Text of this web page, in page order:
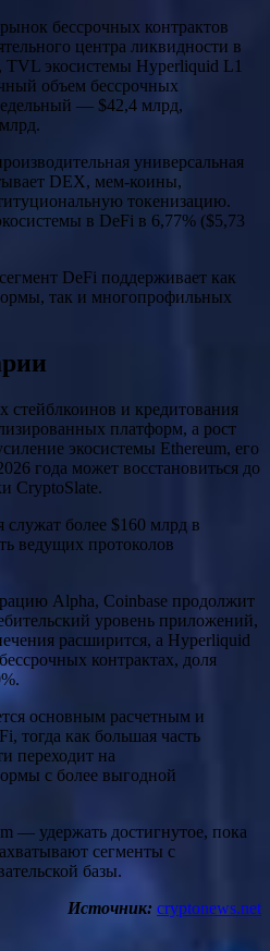
бессрочных контрактов
центра ликвидности в
экосистемы Hyperliquid L1
объем бессрочных
— $42,4 млрд,
универсальная
DEX, мем-коины,
токенизацию.
в DeFi в 6,77% ($5,73
DeFi поддерживает как
так и многопрофильных
стейблкоинов и кредитования
платформ, а рост
экосистемы Ethereum, его
года может восстановиться до
CryptoSlate.
служат более $160 млрд в
ведущих протоколов
Alpha, Coinbase продолжит
уровень приложений,
расширится, а Hyperliquid
контрактах, доля
основным расчетным и
тогда как большая часть
переходит на
с более выгодной
— удержать достигнутое, пока
сегменты с
базы.
Источник: cryptonews.net